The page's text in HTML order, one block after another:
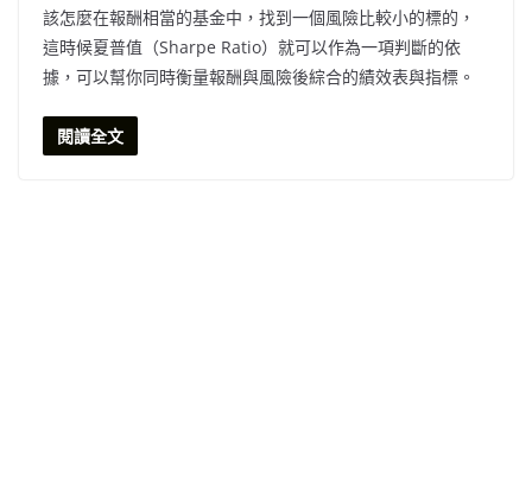
該怎麼在報酬相當的基金中，找到一個風險比較小的標的，
這時候夏普值（Sharpe Ratio）就可以作為一項判斷的依
據，可以幫你同時衡量報酬與風險後綜合的績效表與指標。
閱讀全文